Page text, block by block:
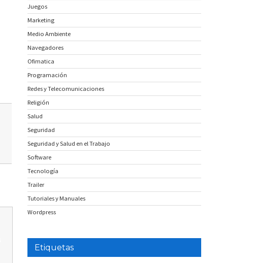
Juegos
Marketing
Medio Ambiente
Navegadores
Ofimatica
Programación
Redes y Telecomunicaciones
Religión
Salud
Seguridad
Seguridad y Salud en el Trabajo
Software
Tecnología
Trailer
Tutoriales y Manuales
Wordpress
Etiquetas